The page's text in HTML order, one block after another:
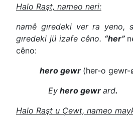
Halo Raşt, nameo neri:
namê gıredeki ver ra yeno,
gıredeki jü izafe cêno. “her”
cêno:
hero gewr (her-o gewr-
Ey hero gewr ard.
Halo Raşt u Çewt, nameo